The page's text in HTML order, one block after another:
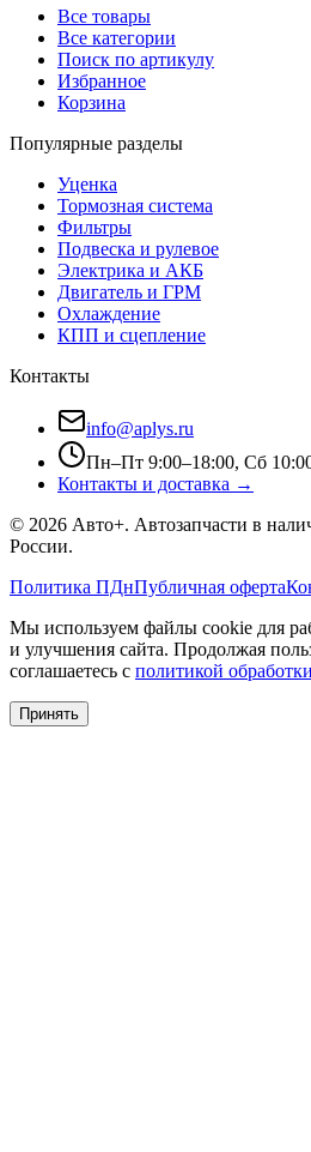
Все товары
Все категории
Поиск по артикулу
Избранное
Корзина
Популярные разделы
Уценка
Тормозная система
Фильтры
Подвеска и рулевое
Электрика и АКБ
Двигатель и ГРМ
Охлаждение
КПП и сцепление
Контакты
info@aplys.ru
Пн–Пт 9:00–18:00, Сб
Контакты и доставка →
© 2026 Авто+. Автозапчасти в
России.
Политика ПДнПубличная оферта
Мы используем файлы cookie для
и улучшения сайта. Продолжая
соглашаетесь с политикой
Принять